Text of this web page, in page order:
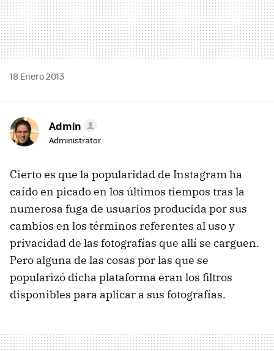
18 Enero 2013
Admin
Administrator
Cierto es que la popularidad de Instagram ha
caído en picado en los últimos tiempos tras la
numerosa fuga de usuarios producida por sus
cambios en los términos referentes al uso y
privacidad de las fotografías que allí se carguen.
Pero alguna de las cosas por las que se
popularizó dicha plataforma eran los filtros
disponibles para aplicar a sus fotografías.